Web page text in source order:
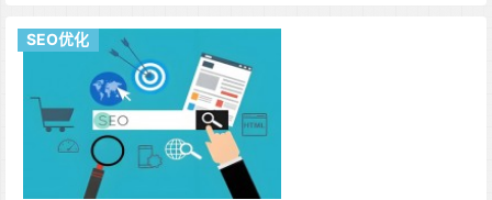
SEO优化